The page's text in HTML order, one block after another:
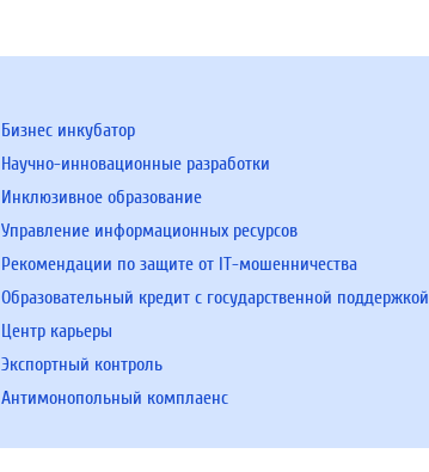
Бизнес инкубатор
Научно-инновационные разработки
Инклюзивное образование
Управление информационных ресурсов
Рекомендации по защите от IT-мошенничества
Образовательный кредит с государственной поддержкой
Центр карьеры
Экспортный контроль
Антимонопольный комплаенс